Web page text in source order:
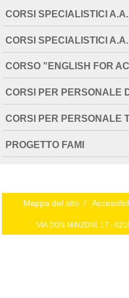
CORSI SPECIALISTICI
CORSI SPECIALISTICI
CORSO "ENGLISH FOR
CORSI PER PERSONALE
CORSI PER PERSONALE
PROGETTO FAMI
Mappa del sito /
VIA DON MINZONI, 17 -